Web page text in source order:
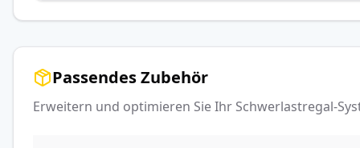
Passendes Zubehör
Erweitern und optimieren Sie Ihr Schwerlastregal-